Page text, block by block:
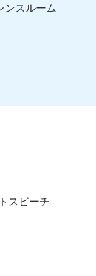
ンスルーム
スピーチ